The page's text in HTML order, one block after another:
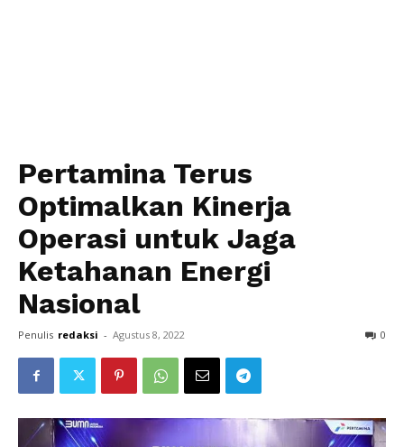
Pertamina Terus
Optimalkan Kinerja
Operasi untuk Jaga
Ketahanan Energi
Nasional
Penulis redaksi - Agustus 8, 2022 0